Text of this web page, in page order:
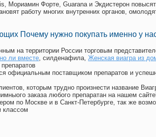
Мориамин Форте, Guarana и Экдистерон
работу многих внутренних органов,
Почему нужно покупать именно у
на территории России торговым
ли вместе, силденафила, Женская виагра из
официальным поставщиком препаратов и
которым трудно произнести название
заказа любого препаратан на нашем
по Москве и в Санкт-Петербурге, так же
классом